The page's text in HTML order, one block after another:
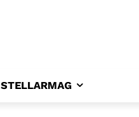
STELLARMAG